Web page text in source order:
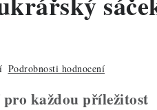
Podrobnosti hodnocení
pro každou příležitost